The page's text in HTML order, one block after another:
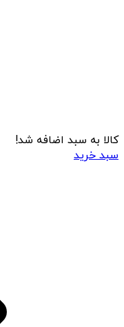
کالا به سبد اضافه شد!
سبد خرید